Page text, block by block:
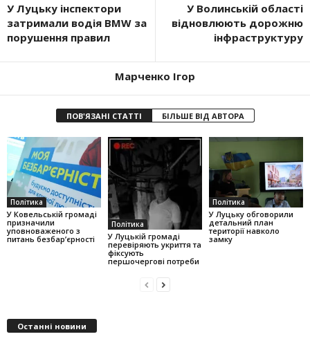
У Луцьку інспектори
затримали водія BMW за
порушення правил
У Волинській області
відновлюють дорожню
інфраструктуру
Марченко Ігор
ПОВ'ЯЗАНІ СТАТТІ БІЛЬШЕ ВІД АВТОРА
Політика
У Ковельській громаді
призначили
уповноваженого з
питань безбар’єрності
Політика
У Луцькій громаді
перевіряють укриття та
фіксують
першочергові потреби
Політика
У Луцьку обговорили
детальний план
території навколо
замку
Останні новини